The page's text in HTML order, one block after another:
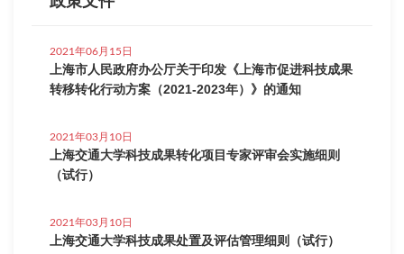
2021年06月15日
上海市人民政府办公厅关于印发《上海市促进科技成果
转移转化行动方案（2021-2023年）》的通知
2021年03月10日
上海交通大学科技成果转化项目专家评审会实施细则
（试行）
2021年03月10日
上海交通大学科技成果处置及评估管理细则（试行）